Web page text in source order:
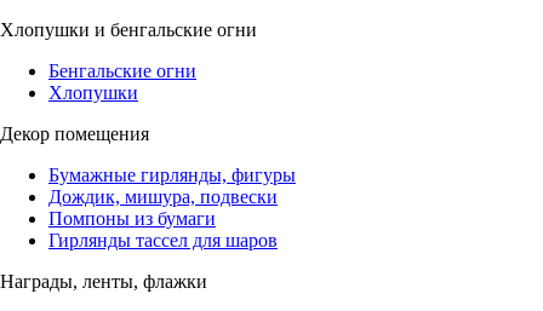
Хлопушки и бенгальские огни
Бенгальские огни
Хлопушки
Декор помещения
Бумажные гирлянды, фигуры
Дождик, мишура, подвески
Помпоны из бумаги
Гирлянды тассел для шаров
Награды, ленты, флажки